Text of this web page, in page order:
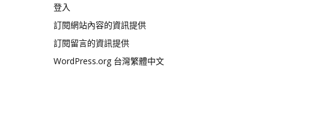
登入
訂閱網站內容的資訊提供
訂閱留言的資訊提供
WordPress.org 台灣繁體中文